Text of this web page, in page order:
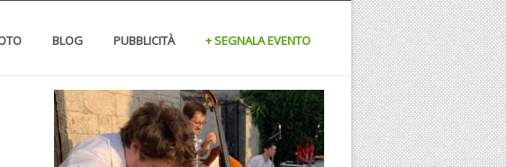
BLOG PUBBLICITÀ + SEGNALA EVENTO